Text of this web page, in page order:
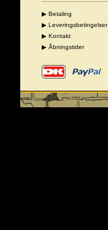
▶ Betaling
▶ Leveringsbetingelser
▶ Kontakt
▶ Åbningstider